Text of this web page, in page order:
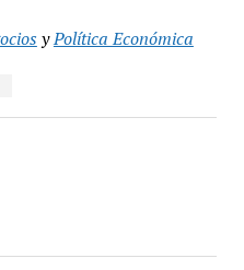
yPolítica Económica